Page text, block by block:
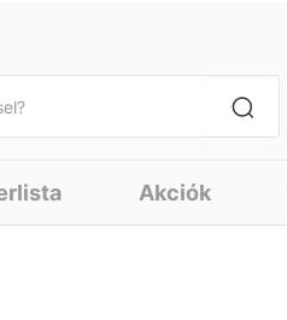
Akciók